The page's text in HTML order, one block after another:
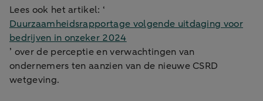
Lees ook het artikel: ‘
Duurzaamheidsrapportage volgende uitdaging voor
bedrijven in onzeker 2024
’ over de perceptie en verwachtingen van
ondernemers ten aanzien van de nieuwe CSRD
wetgeving.